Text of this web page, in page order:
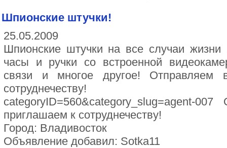
Шпионские штучки!
25.05.2009
Шпионские штучки на все случаи
часы и ручки со встроенной
связи и многое другое! Отправляем
сотруднечеству! http://
categoryID=560&category_slug=agent-
приглашаем к сотруднечеству!
Город: Владивосток
Объявление добавил: Sotka11